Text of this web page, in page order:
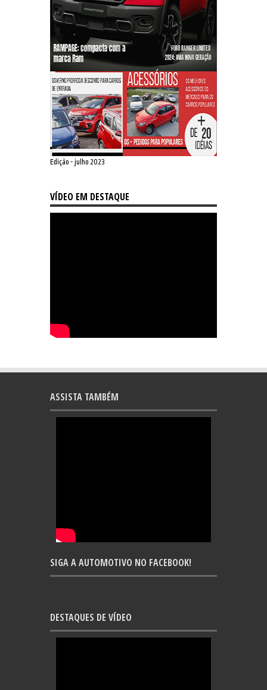
Edição - julho 2023
VÍDEO EM DESTAQUE
ASSISTA TAMBÉM
SIGA A AUTOMOTIVO NO FACEBOOK!
DESTAQUES DE VÍDEO